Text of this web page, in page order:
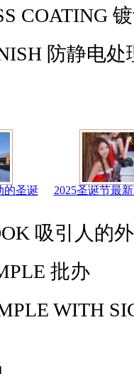
防静电处
的圣诞 2025圣诞节最
吸引人的
批办
WITH